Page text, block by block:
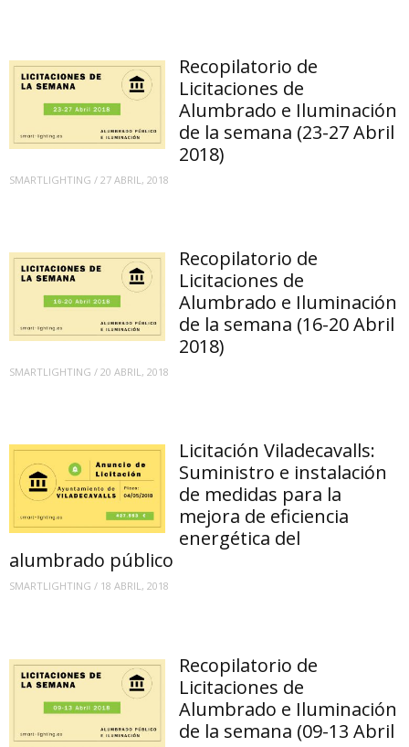
Recopilatorio de
Licitaciones de
Alumbrado e Iluminación
de la semana (23-27 Abril
2018)
SMARTLIGHTING / 27 ABRIL, 2018
Recopilatorio de
Licitaciones de
Alumbrado e Iluminación
de la semana (16-20 Abril
2018)
SMARTLIGHTING / 20 ABRIL, 2018
Licitación Viladecavalls:
Suministro e instalación
de medidas para la
mejora de eficiencia
energética del
alumbrado público
SMARTLIGHTING / 18 ABRIL, 2018
Recopilatorio de
Licitaciones de
Alumbrado e Iluminación
de la semana (09-13 Abril